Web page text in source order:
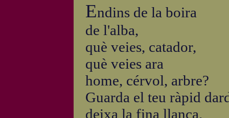
Endins de la boira
de l'alba,
què veies, catador,
què veies ara
home, cérvol, arbre?
Guarda el teu ràpid
deixa la fina llanca.